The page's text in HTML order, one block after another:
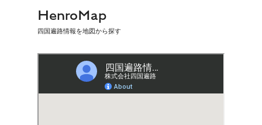
HenroMap
四国遍路情報を地図から探す